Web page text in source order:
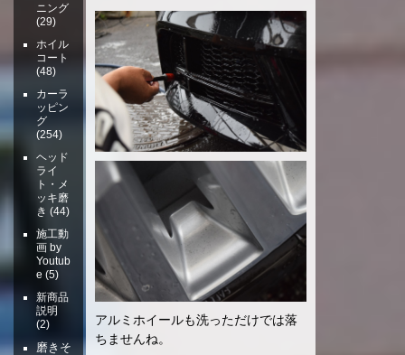
アルミホイールも洗っただけでは落
ちませんね。
ニング
(29)
ホイル
コート
(48)
カーラ
ッピン
グ
(254)
ヘッド
ライ
ト・メ
ッキ磨
き (44)
施工動
画 by
Youtub
e (5)
新商品
説明
(2)
磨きそ